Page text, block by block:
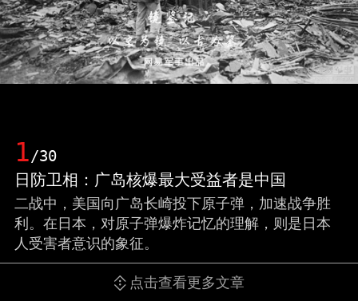
1/30
日防卫相：广岛核爆最大受益者是中国
二战中，美国向广岛长崎投下原子弹，加速战争胜
利。在日本，对原子弹爆炸记忆的理解，则是日本
人受害者意识的象征。
点击查看更多文章